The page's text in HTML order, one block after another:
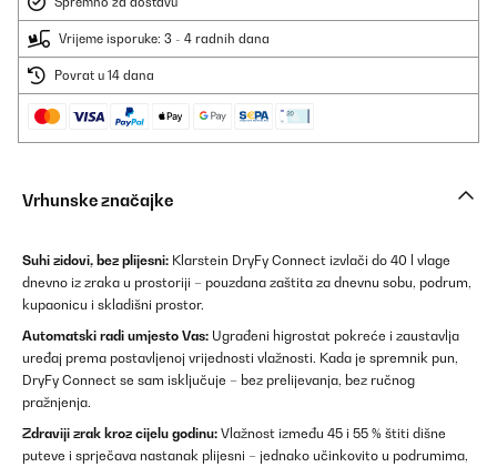
Vrijeme isporuke: 3 - 4 radnih dana
Povrat u 14 dana
Vrhunske značajke
Suhi zidovi, bez plijesni: Klarstein DryFy Connect izvlači do 40 l vlage
dnevno iz zraka u prostoriji – pouzdana zaštita za dnevnu sobu, podrum,
kupaonicu i skladišni prostor.
Automatski radi umjesto Vas: Ugrađeni higrostat pokreće i zaustavlja
uređaj prema postavljenoj vrijednosti vlažnosti. Kada je spremnik pun,
DryFy Connect se sam isključuje – bez prelijevanja, bez ručnog
pražnjenja.
Zdraviji zrak kroz cijelu godinu: Vlažnost između 45 i 55 % štiti dišne
puteve i sprječava nastanak plijesni – jednako učinkovito u podrumima,